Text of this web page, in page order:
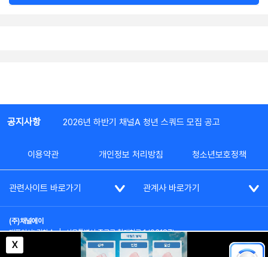
X
공지사항 2026년 하반기 채널A 청년 스쿼드 모집 공고
이용약관 개인정보 처리방침 청소년보호정책
관련사이트 바로가기 관계사 바로가기
(주)채널에이
대표이사: 김차수 | 서울특별시 종로구 청계천로 1 (03187)
부가통신사업신고: 022357호 | 사업자등록번호: 101-86-62787
대표전화: (02)2020-3114
시청자상담실: (02)2020-3100